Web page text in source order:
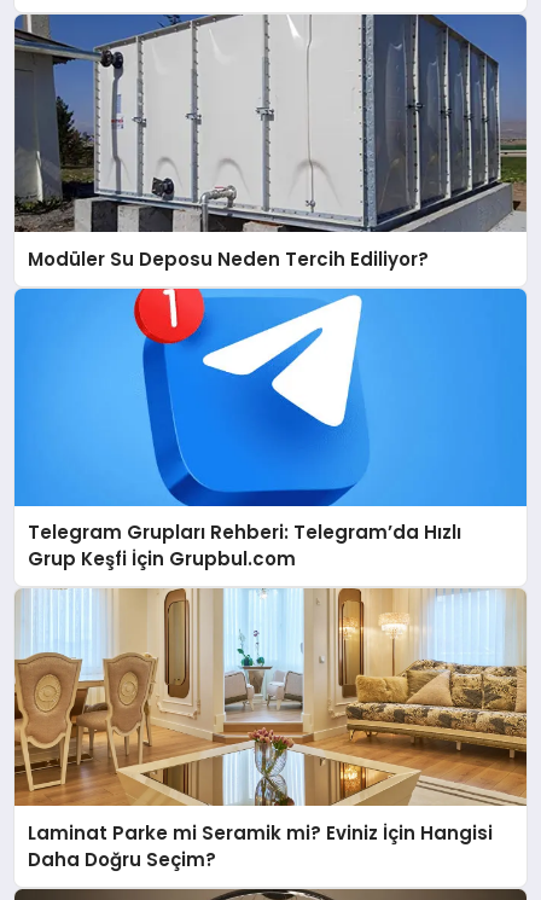
Modüler Su Deposu Neden Tercih Ediliyor?
Telegram Grupları Rehberi: Telegram’da Hızlı
Grup Keşfi İçin Grupbul.com
Laminat Parke mi Seramik mi? Eviniz İçin Hangisi
Daha Doğru Seçim?